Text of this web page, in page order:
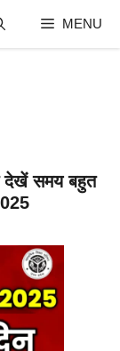
MENU
देखें समय बहुत